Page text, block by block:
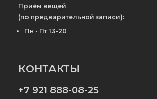
Приём вещей
(по предварительной записи):
Пн - Пт 13-20
КОНТАКТЫ
+7 921 888-08-25